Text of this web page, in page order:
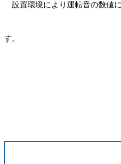
設置環境により運転音の数値
す。